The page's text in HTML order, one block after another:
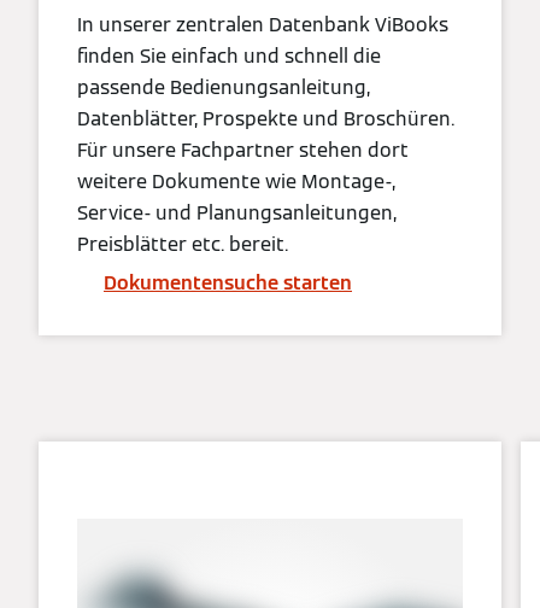
In unserer zentralen Datenbank ViBooks
finden Sie einfach und schnell die
passende Bedienungsanleitung,
Datenblätter, Prospekte und Broschüren.
Für unsere Fachpartner stehen dort
weitere Dokumente wie Montage-,
Service- und Planungsanleitungen,
Preisblätter etc. bereit.
Dokumentensuche starten